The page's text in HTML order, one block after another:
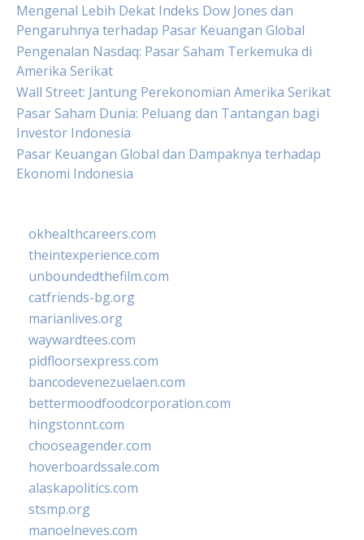
Mengenal Lebih Dekat Indeks Dow Jones dan
Pengaruhnya terhadap Pasar Keuangan Global
Pengenalan Nasdaq: Pasar Saham Terkemuka di
Amerika Serikat
Wall Street: Jantung Perekonomian Amerika Serikat
Pasar Saham Dunia: Peluang dan Tantangan bagi
Investor Indonesia
Pasar Keuangan Global dan Dampaknya terhadap
Ekonomi Indonesia
okhealthcareers.com
theintexperience.com
unboundedthefilm.com
catfriends-bg.org
marianlives.org
waywardtees.com
pidfloorsexpress.com
bancodevenezuelaen.com
bettermoodfoodcorporation.com
hingstonnt.com
chooseagender.com
hoverboardssale.com
alaskapolitics.com
stsmp.org
manoelneves.com